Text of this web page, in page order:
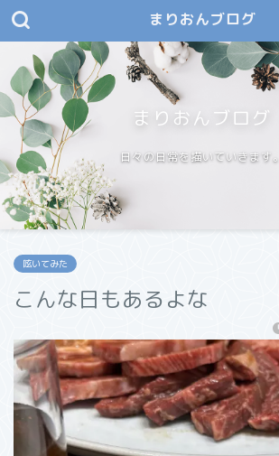
まりおんブログ
まりおんブログ
日々の日常を描いていきます。
呟いてみた
こんな日もあるよな